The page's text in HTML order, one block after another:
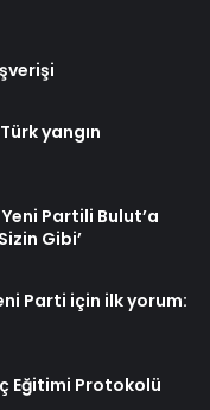
yangın
Partili Bulut’a
Gibi’
Parti için ilk yorum:
Eğitimi Protokolü